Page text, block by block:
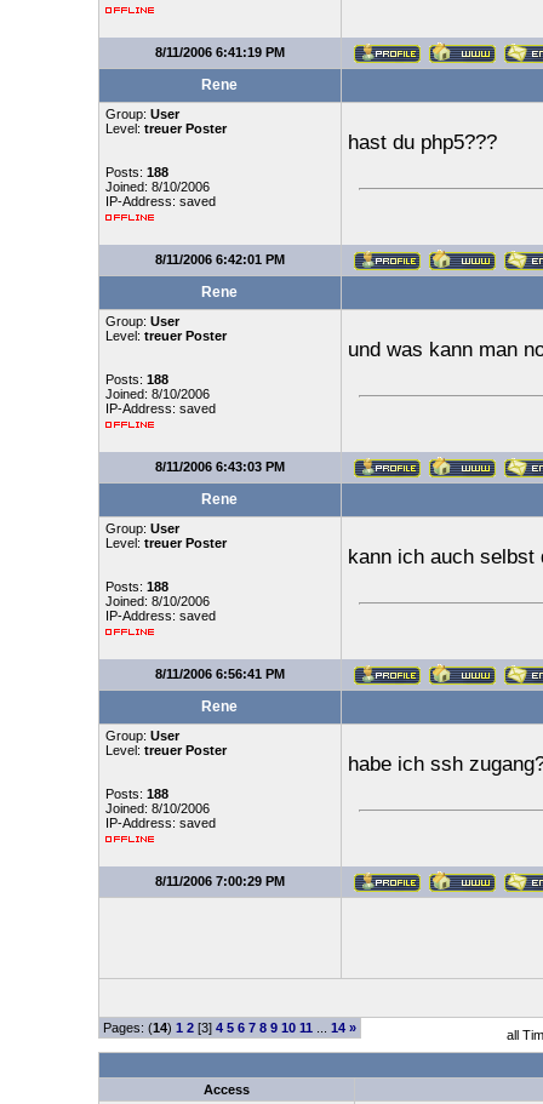
8/11/2006 6:41:19 PM
Rene
Group: User
Level: treuer Poster
Posts: 188
Joined: 8/10/2006
IP-Address: saved
hast du php5???
8/11/2006 6:42:01 PM
Rene
Group: User
Level: treuer Poster
Posts: 188
Joined: 8/10/2006
IP-Address: saved
und was kann man
8/11/2006 6:43:03 PM
Rene
Group: User
Level: treuer Poster
Posts: 188
Joined: 8/10/2006
IP-Address: saved
kann ich auch selbst
8/11/2006 6:56:41 PM
Rene
Group: User
Level: treuer Poster
Posts: 188
Joined: 8/10/2006
IP-Address: saved
habe ich ssh
8/11/2006 7:00:29 PM
Pages: (14) 1 2[3] 4 5 6 7 8 9 10 11 14 » all
Access